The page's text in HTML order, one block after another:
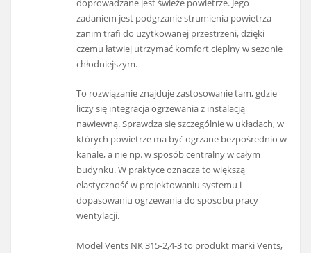
doprowadzane jest świeże powietrze. Jego
zadaniem jest podgrzanie strumienia powietrza
zanim trafi do użytkowanej przestrzeni, dzięki
czemu łatwiej utrzymać komfort cieplny w sezonie
chłodniejszym.
To rozwiązanie znajduje zastosowanie tam, gdzie
liczy się integracja ogrzewania z instalacją
nawiewną. Sprawdza się szczególnie w układach, w
których powietrze ma być ogrzane bezpośrednio w
kanale, a nie np. w sposób centralny w całym
budynku. W praktyce oznacza to większą
elastyczność w projektowaniu systemu i
dopasowaniu ogrzewania do sposobu pracy
wentylacji.
Model Vents NK 315-2,4-3 to produkt marki Vents,